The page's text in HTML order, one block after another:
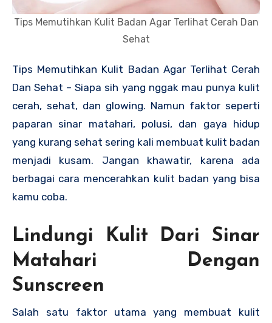
Tips Memutihkan Kulit Badan Agar Terlihat Cerah Dan
Sehat
Tips Memutihkan Kulit Badan Agar Terlihat Cerah
Dan Sehat – Siapa sih yang nggak mau punya kulit
cerah, sehat, dan glowing. Namun faktor seperti
paparan sinar matahari, polusi, dan gaya hidup
yang kurang sehat sering kali membuat kulit badan
menjadi kusam. Jangan khawatir, karena ada
berbagai cara mencerahkan kulit badan yang bisa
kamu coba.
Lindungi Kulit Dari Sinar
Matahari Dengan
Sunscreen
Salah satu faktor utama yang membuat kulit